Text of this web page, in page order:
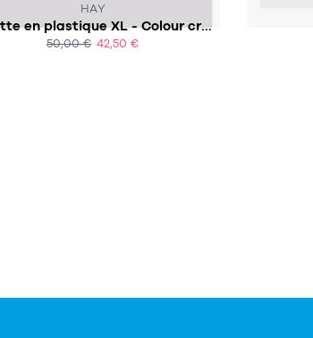
HAY
Cagette en plastique XL - Colour crate XL
50,00 € 42,50 €